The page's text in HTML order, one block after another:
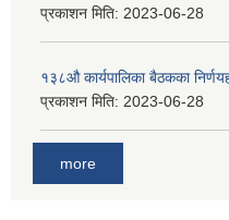
प्रकाशन मिति: 2023-06-28
१३८औ कार्यपालिका बैठकका
प्रकाशन मिति: 2023-06-28
more